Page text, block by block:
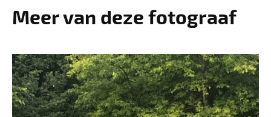
Meer van deze fotograaf